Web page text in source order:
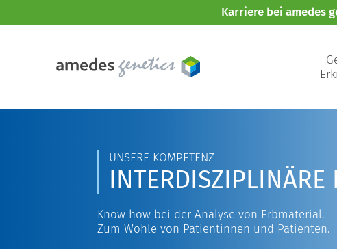
Karriere bei amedes
UNSERE KOMPETENZ
INTERDISZIPLINÄRE
Know how bei der Analyse von Erbmaterial.
Zum Wohle von Patientinnen und Patienten.